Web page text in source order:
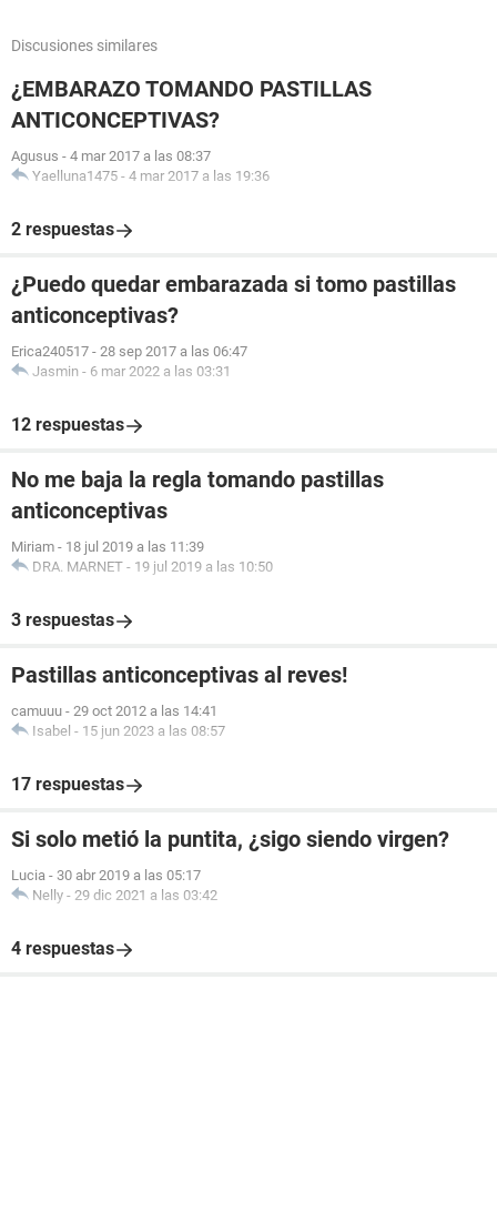
Discusiones similares
¿EMBARAZO TOMANDO PASTILLAS
ANTICONCEPTIVAS?
Agusus - 4 mar 2017 a las 08:37
Yaelluna1475 - 4 mar 2017 a las 19:36
2 respuestas
¿Puedo quedar embarazada si tomo pastillas
anticonceptivas?
Erica240517 - 28 sep 2017 a las 06:47
Jasmin - 6 mar 2022 a las 03:31
12 respuestas
No me baja la regla tomando pastillas
anticonceptivas
Miriam - 18 jul 2019 a las 11:39
DRA. MARNET - 19 jul 2019 a las 10:50
3 respuestas
Pastillas anticonceptivas al reves!
camuuu - 29 oct 2012 a las 14:41
Isabel - 15 jun 2023 a las 08:57
17 respuestas
Si solo metió la puntita, ¿sigo siendo virgen?
Lucia - 30 abr 2019 a las 05:17
Nelly - 29 dic 2021 a las 03:42
4 respuestas